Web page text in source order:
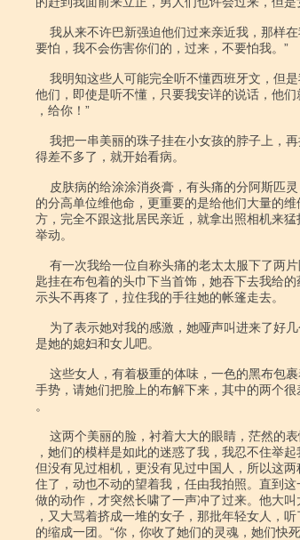
要怕，我不会伤害你们的，过来，不要怕我。”
他们，即使是听不懂，只要我安详的说话，他
，给你！”
得差不多了，就开始看病。
的分高单位维他命，更重要的是给他们大量的
方，完全不跟这批居民亲近，就拿出照相机来
举动。
匙挂在布包着的头巾下当首饰，她吞下去我给
示头不再疼了，拉住我的手往她的帐篷走去。
是她的媳妇和女儿吧。
手势，请她们把脸上的布解下来，其中的两个
。
，她们的模样是如此的迷惑了我，我忍不住举
但没有见过相机，更没有见过中国人，所以这
住了，动也不动的望着我，任由我拍照。直到
做的动作，才突然长啸了一声冲了过来。他大
，又大骂着挤成一堆的女子，那批年轻女人，
的缩成一团。“你，你收了她们的灵魂，她们快